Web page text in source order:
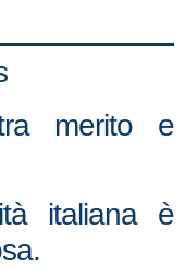
tra merito e
italiana è